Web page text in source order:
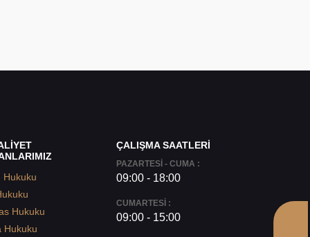
Hukuku
Hukuku
Hukuku
ÇALIŞMA SAATLERİ
PAZARTESİ - CUMA :
09:00 - 18:00
CUMARTESİ :
09:00 - 15:00